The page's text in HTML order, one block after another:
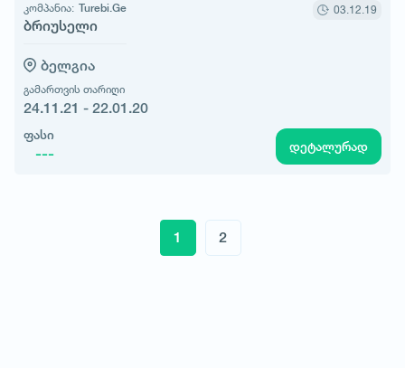
კომპანია: Turebi.Ge
ბრიუსელი
03.12.19
ბელგია
გამართვის თარიღი
24.11.21 - 22.01.20
ფასი
--- დეტალურად
1 2